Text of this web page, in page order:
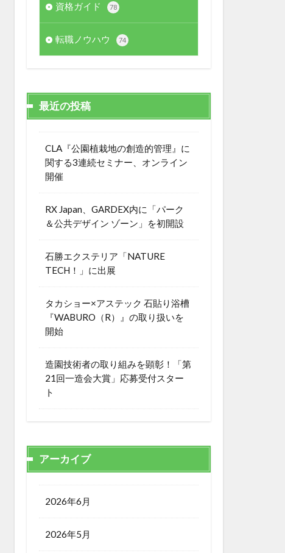
資格ガイド 78
転職ノウハウ 74
最近の投稿
CLA『公園植栽地の創造的管理』に
関する3連続セミナー、オンライン
開催
RX Japan、GARDEX内に「パーク
＆公共デザイン ゾーン」を初開設
石勝エクステリア「NATURE
TECH！」に出展
タカショー×アステック 石貼り浴槽
『WABURO（R）』の取り扱いを
開始
造園技術者の取り組みを顕彰！「第
21回一造会大賞」応募受付スター
ト
アーカイブ
2026年6月
2026年5月